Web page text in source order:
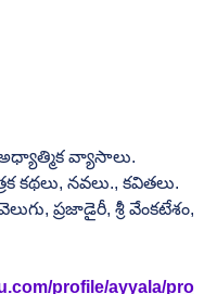
వ్యాసాలు.
కథలు, నవలు., కవితలు.
ప్రజాడైరీ, శ్రీ వేంకటేశం,
profile/ayyala/pro